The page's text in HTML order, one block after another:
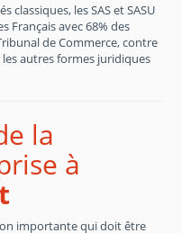
classiques, les SAS et SASU
Français avec 68% des
de Commerce, contre
les autres formes juridiques
la
à
importante qui doit être